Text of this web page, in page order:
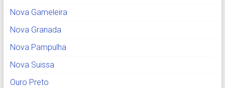
Nova Gameleira
Nova Granada
Nova Pampulha
Nova Suissa
Ouro Preto